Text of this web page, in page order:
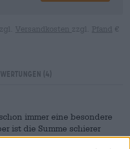
Versandkosten zzgl. Pfand €
(4)
immer eine besondere
ist die Summe schierer
aus Hopfen, Malz und